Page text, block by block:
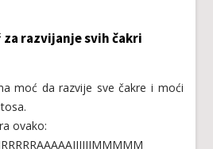
za razvijanje svih čakri
moć da razvije sve čakre i moći
ovako: